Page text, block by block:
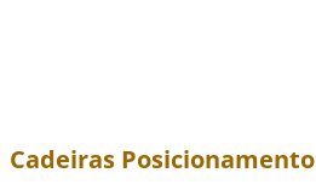
Cadeiras Posicionamento